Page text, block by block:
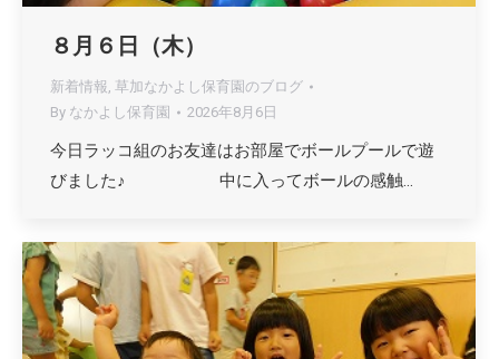
８月６日（木）
新着情報, 草加なかよし保育園のブログ
By なかよし保育園 2026年8月6日
今日ラッコ組のお友達はお部屋でボールプールで遊
びました♪ 中に入ってボールの感触…